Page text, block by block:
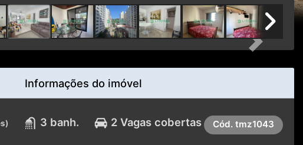
Next
Informações do imóvel
3 banh. 2 Vagas cobertas Cód. tmz1043